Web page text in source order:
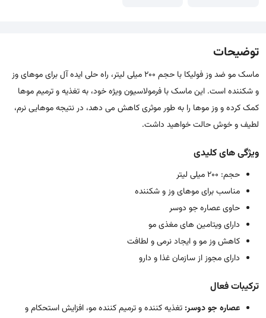
توضیحات
ماسک مو ضد وز فولیکا با حجم 200 میلی لیتر، راه حلی ایده آل برای موهای وز
و شکننده است. این ماسک با فرمولاسیون ویژه خود، به تغذیه و ترمیم موها
کمک کرده و وز موها را به طور موثری کاهش می دهد، در نتیجه موهایی نرم،
لطیف و خوش حالت خواهید داشت.
ویژگی های کلیدی
حجم: 200 میلی لیتر
مناسب برای موهای وز و شکننده
حاوی عصاره جو دوسر
دارای ویتامین های مغذی مو
کاهش وز مو و ایجاد نرمی و لطافت
دارای مجوز از سازمان غذا و دارو
ترکیبات فعال
عصاره جو دوسر: تغذیه کننده و ترمیم کننده مو، افزایش استحکام و